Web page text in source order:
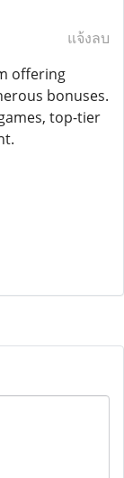
แจ้งลบ
offering
bonuses.
top-tier